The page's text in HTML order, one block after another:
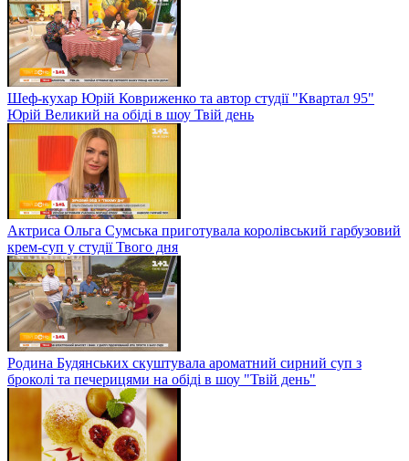
Шеф-кухар Юрій Ковриженко та автор студії "Квартал 95"
Юрій Великий на обіді в шоу Твій день
Актриса Ольга Сумська приготувала королівський гарбузовий
крем-суп у студії Твого дня
Родина Будянських скуштувала ароматний сирний суп з
броколі та печерицями на обіді в шоу "Твій день"